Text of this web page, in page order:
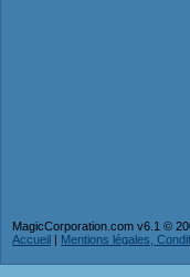
MagicCorporation.com v6.1 ©
Accueil | Mentions légales,